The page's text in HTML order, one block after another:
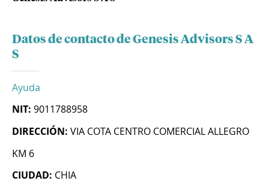
Datos de contacto de Genesis Advisors S A
S
Ayuda
NIT: 9011788958
DIRECCIÓN: VIA COTA CENTRO COMERCIAL ALLEGRO
KM 6
CIUDAD: CHIA